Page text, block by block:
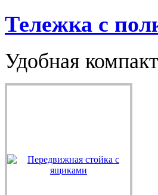
Тележка с
Удобная